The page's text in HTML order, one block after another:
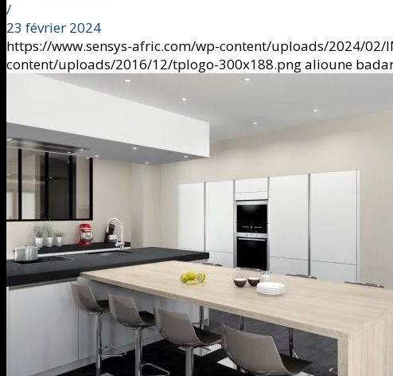
/
23 février 2024
https://www.sensys-afric.com/wp-content/uploads/2024/02/
content/uploads/2016/12/tplogo-300x188.pngalioune